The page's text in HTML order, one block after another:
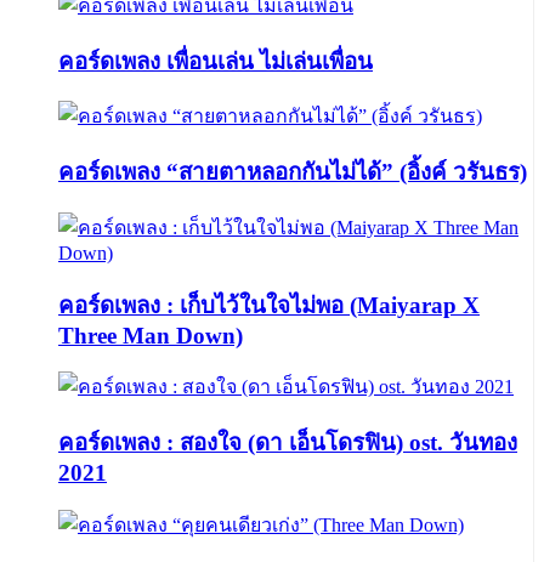
คอร์ดเพลง เพื่อนเล่น ไม่เล่นเพื่อน
คอร์ดเพลง “สายตาหลอกกันไม่ได้” (อิ้งค์ วรันธร)
คอร์ดเพลง : เก็บไว้ในใจไม่พอ (Maiyarap X
Three Man Down)
คอร์ดเพลง : สองใจ (ดา เอ็นโดรฟิน) ost. วันทอง
2021